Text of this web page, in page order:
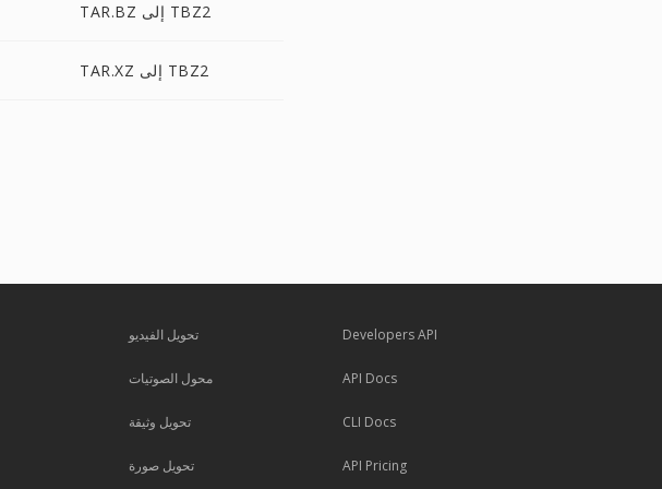
TAR.BZ إلى TBZ2
TAR.XZ إلى TBZ2
تحويل الفيديو
محول الصوتيات
تحويل وثيقة
تحويل صورة
Developers API
API Docs
CLI Docs
API Pricing